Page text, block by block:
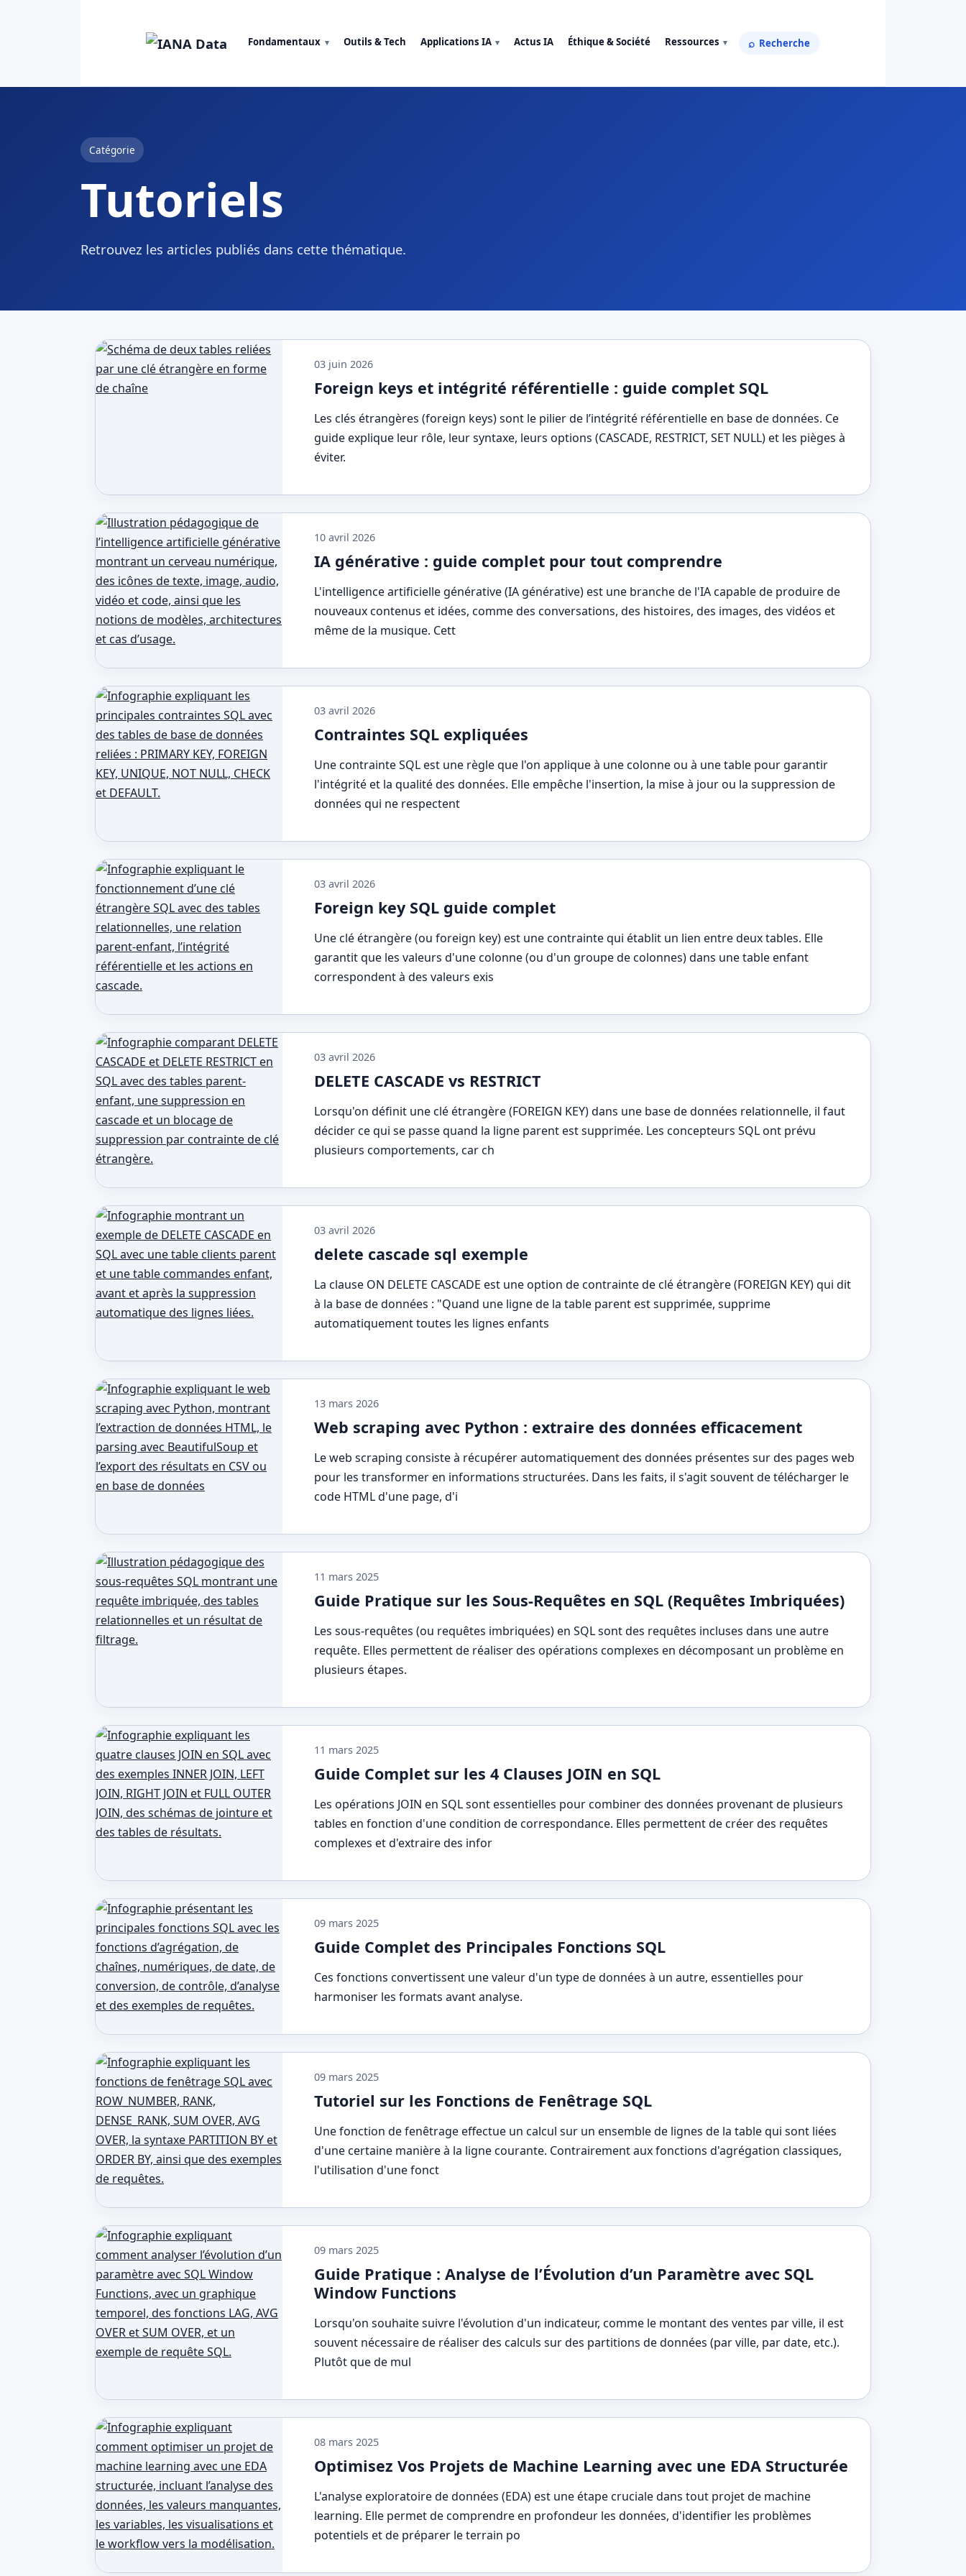
Fondamentaux Outils & Tech Applications IA Actus IA Éthique & Société Ressources Recherche
Catégorie
Tutoriels
Retrouvez les articles publiés dans cette thématique.
03 juin 2026
Foreign keys et intégrité référentielle : guide complet SQL
Les clés étrangères (foreign keys) sont le pilier de l’intégrité référentielle en base de données. Ce
guide explique leur rôle, leur syntaxe, leurs options (CASCADE, RESTRICT, SET NULL) et les pièges à
éviter.
10 avril 2026
IA générative : guide complet pour tout comprendre
L'intelligence artificielle générative (IA générative) est une branche de l'IA capable de produire de
nouveaux contenus et idées, comme des conversations, des histoires, des images, des vidéos et
même de la musique. Cett
03 avril 2026
Contraintes SQL expliquées
Une contrainte SQL est une règle que l'on applique à une colonne ou à une table pour garantir
l'intégrité et la qualité des données. Elle empêche l'insertion, la mise à jour ou la suppression de
données qui ne respectent
03 avril 2026
Foreign key SQL guide complet
Une clé étrangère (ou foreign key) est une contrainte qui établit un lien entre deux tables. Elle
garantit que les valeurs d'une colonne (ou d'un groupe de colonnes) dans une table enfant
correspondent à des valeurs exis
03 avril 2026
DELETE CASCADE vs RESTRICT
Lorsqu'on définit une clé étrangère (FOREIGN KEY) dans une base de données relationnelle, il faut
décider ce qui se passe quand la ligne parent est supprimée. Les concepteurs SQL ont prévu
plusieurs comportements, car ch
03 avril 2026
delete cascade sql exemple
La clause ON DELETE CASCADE est une option de contrainte de clé étrangère (FOREIGN KEY) qui dit
à la base de données : "Quand une ligne de la table parent est supprimée, supprime
automatiquement toutes les lignes enfants
13 mars 2026
Web scraping avec Python : extraire des données efficacement
Le web scraping consiste à récupérer automatiquement des données présentes sur des pages web
pour les transformer en informations structurées. Dans les faits, il s'agit souvent de télécharger le
code HTML d'une page, d'i
11 mars 2025
Guide Pratique sur les Sous-Requêtes en SQL (Requêtes Imbriquées)
Les sous-requêtes (ou requêtes imbriquées) en SQL sont des requêtes incluses dans une autre
requête. Elles permettent de réaliser des opérations complexes en décomposant un problème en
plusieurs étapes.
11 mars 2025
Guide Complet sur les 4 Clauses JOIN en SQL
Les opérations JOIN en SQL sont essentielles pour combiner des données provenant de plusieurs
tables en fonction d'une condition de correspondance. Elles permettent de créer des requêtes
complexes et d'extraire des infor
09 mars 2025
Guide Complet des Principales Fonctions SQL
Ces fonctions convertissent une valeur d'un type de données à un autre, essentielles pour
harmoniser les formats avant analyse.
09 mars 2025
Tutoriel sur les Fonctions de Fenêtrage SQL
Une fonction de fenêtrage effectue un calcul sur un ensemble de lignes de la table qui sont liées
d'une certaine manière à la ligne courante. Contrairement aux fonctions d'agrégation classiques,
l'utilisation d'une fonct
09 mars 2025
Guide Pratique : Analyse de l’Évolution d’un Paramètre avec SQL
Window Functions
Lorsqu'on souhaite suivre l'évolution d'un indicateur, comme le montant des ventes par ville, il est
souvent nécessaire de réaliser des calculs sur des partitions de données (par ville, par date, etc.).
Plutôt que de mul
08 mars 2025
Optimisez Vos Projets de Machine Learning avec une EDA Structurée
L'analyse exploratoire de données (EDA) est une étape cruciale dans tout projet de machine
learning. Elle permet de comprendre en profondeur les données, d'identifier les problèmes
potentiels et de préparer le terrain po